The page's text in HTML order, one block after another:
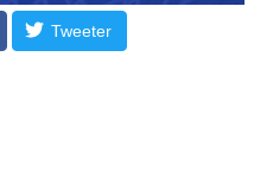
Tweeter